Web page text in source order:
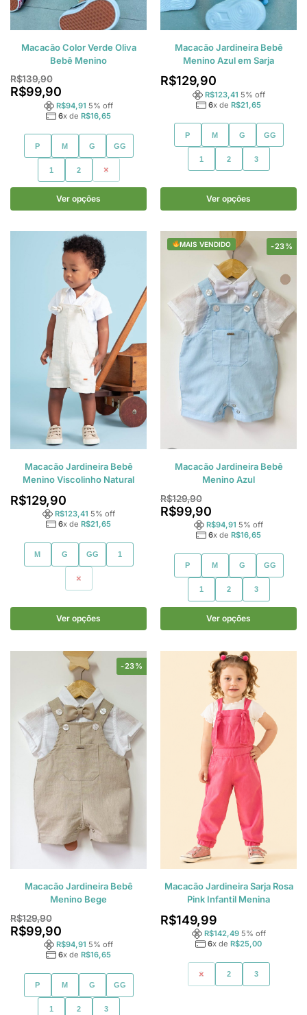
Macacão Color Verde Oliva
Bebê Menino
R$139,90
R$99,90
R$94,91 5% off
6x de R$16,65
P M G GG
1 2 3
Ver opções
Macacão Jardineira Bebê
Menino Azul em Sarja
R$129,90
R$123,41 5% off
6x de R$21,65
P M G GG
1 2 3
Ver opções
Macacão Jardineira Bebê
Menino Viscolinho Natural
R$129,90
R$123,41 5% off
6x de R$21,65
M G GG 1
2
Ver opções
-23%
MAIS VENDIDO
Macacão Jardineira Bebê
Menino Azul
R$129,90
R$99,90
R$94,91 5% off
6x de R$16,65
P M G GG
1 2 3
Ver opções
-23%
Macacão Jardineira Bebê
Menino Bege
R$129,90
R$99,90
R$94,91 5% off
6x de R$16,65
P M G GG
1 2 3
Macacão Jardineira Sarja Rosa
Pink Infantil Menina
R$149,99
R$142,49 5% off
6x de R$25,00
1 2 3